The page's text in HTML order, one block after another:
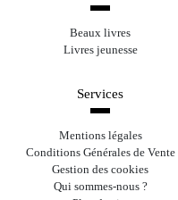
Beaux livres
Livres jeunesse
Services
Mentions légales
Conditions Générales de Vente
Gestion des cookies
Qui sommes-nous ?